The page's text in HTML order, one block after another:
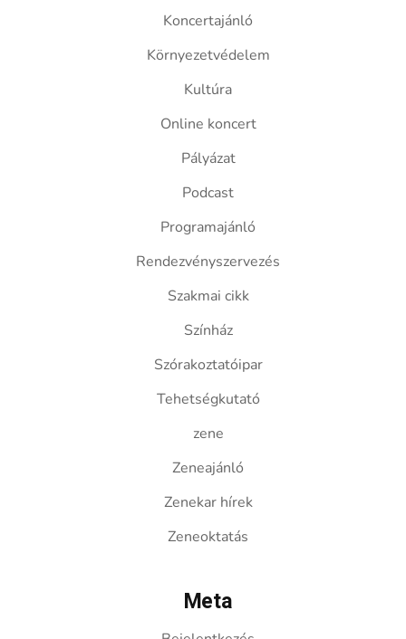
Koncertajánló
Környezetvédelem
Kultúra
Online koncert
Pályázat
Podcast
Programajánló
Rendezvényszervezés
Szakmai cikk
Színház
Szórakoztatóipar
Tehetségkutató
zene
Zeneajánló
Zenekar hírek
Zeneoktatás
Meta